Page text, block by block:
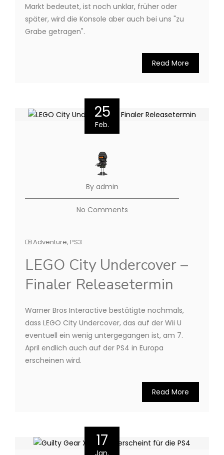
Markt bedeutet, ist noch unklar, früher oder
später, wird die Konsole aber auch bei uns "zu
Grabe getragen".
Read More
25
Feb.
By admin
No Comments
Adventure, PS3
LEGO City Undercover –
Finaler Releasetermin
Warner Bros Interactive bestätigte nochmals,
dass LEGO City Undercover, das auf der Wii U
eventuell ein wenig untergegangen ist, am 7.
April endlich auch auf der PS4 in Europa
erscheinen wird.
Read More
17
Jan.